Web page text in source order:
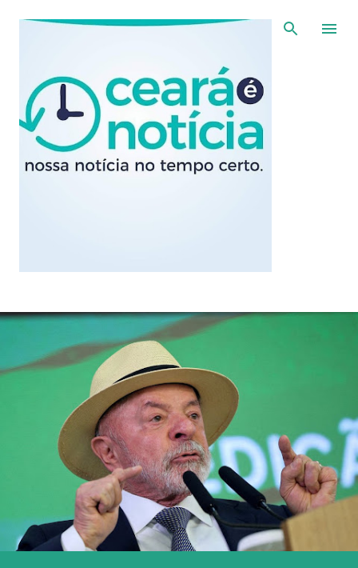
Pular para o conteúdo principal